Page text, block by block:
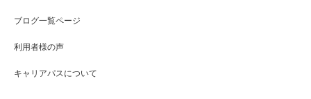
ブログ一覧ページ
利用者様の声
キャリアパスについて